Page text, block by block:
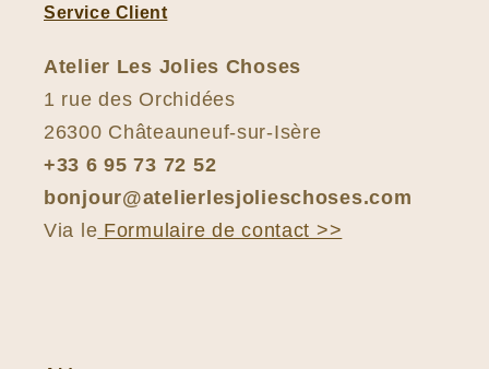
Service Client
Atelier Les Jolies Choses
1 rue des Orchidées
26300 Châteauneuf-sur-Isère
+33 6 95 73 72 52
bonjour@atelierlesjolieschoses.com
Via le Formulaire de contact >>